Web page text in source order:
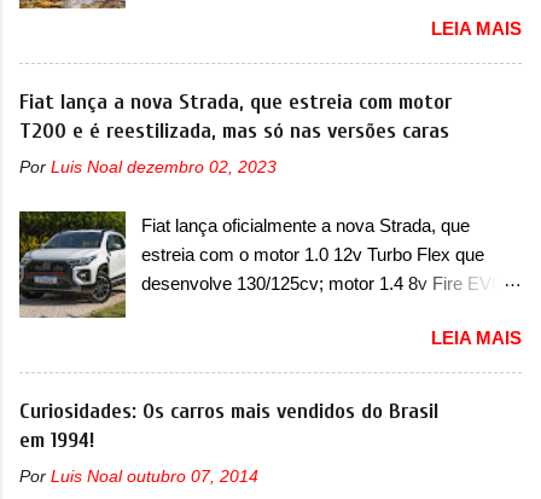
BYD Dolphin e Geely EX2. Visualmente, o A05
conta com um design já visto por outros
modelos da marca, em especial do SUV
compacto A10. Basicamente sendo o hatch do
SUV, o A05 nasce com um design que está
possui faróis com um desenho mais retangular,
com um pequeno prolongamento para as
laterais. Os faróis cont...
Jeep convocou no dia 10 de outubro de 2025
um chamado que envolve os proprietários do
Grand Cherokee 4xe, em sua versão única
Limited, com unidades de ano/modelo 2023 e
unidades afetadas precisam retornar a uma
dois problemas. O primeiro deles será uma
atualização do software do módulo de controle
da bateria (AHCP e HCP). Para alguns veículos
verificação e, se necessário, a substituição do
motor do ventilador HVAC (aquecimento,
ventilação e ar-condicionado). A marca também
uma sobrecarga do microprocessador do
LEIA MAIS
Fiat lança a nova Strada, que estreia com motor
T200 e é reestilizada, mas só nas versões caras
Por Luis Noal dezembro 02, 2023
Fiat lança oficialmente a nova Strada, que
estreia com o motor 1.0 12v Turbo Flex que
desenvolve 130/125cv; motor 1.4 8v Fire EVO
oficialmente a nova Strada, que aparece com
mudanças visuais e com uma nova opção de
motor. Depois da picape compacta receber o
motor 1.0 12v Turbo Flex, conhecido como
LEIA MAIS
Curiosidades: Os carros mais vendidos do Brasil
em 1994!
Por Luis Noal outubro 07, 2014